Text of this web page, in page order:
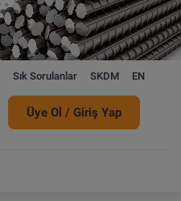
Sık Sorulanlar SKDM EN
Üye Ol / Giriş Yap